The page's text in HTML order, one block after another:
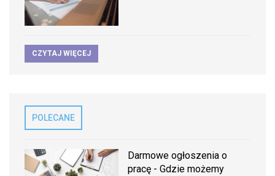
CZYTAJ WIĘCEJ
POLECANE
Darmowe ogłoszenia o
pracę - Gdzie możemy